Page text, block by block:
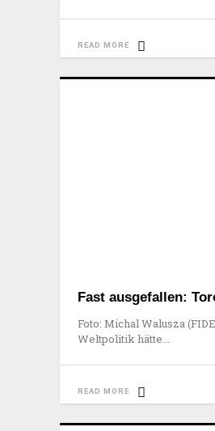
READ MORE
Fast ausgefallen:
Foto: Michal Walusza
Weltpolitik hätte
READ MORE